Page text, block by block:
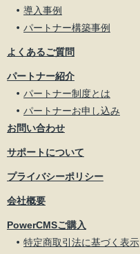
導入事例
パートナー構築事例
よくあるご質問
パートナー紹介
パートナー制度とは
パートナーお申し込み
お問い合わせ
サポートについて
プライバシーポリシー
会社概要
PowerCMSご購入
特定商取引法に基づく表示